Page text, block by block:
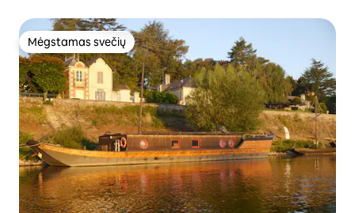
Mėgstamas svečių
Mėgstamas svečių